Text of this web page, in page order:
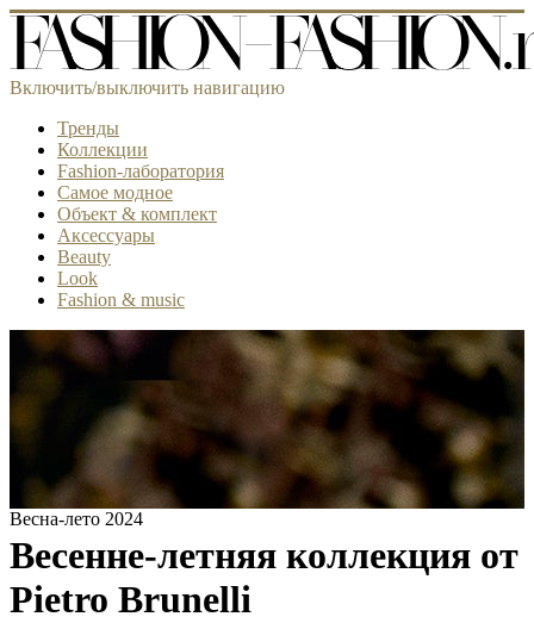
Включить/выключить навигацию
Тренды
Коллекции
Fashion-лаборатория
Самое модное
Объект & комплект
Аксессуары
Beauty
Look
Fashion & music
Весна-лето 2024
Весенне-летняя коллекция от
Pietro Brunelli